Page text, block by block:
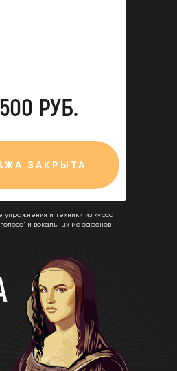
РУБ.
ЗАКРЫТА
и техники из курса
и вокальных марафонов